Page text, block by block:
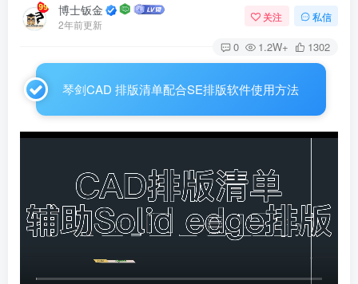
博士钣金
2年前更新
关注 私信
0 1.2W+ 1302
琴剑CAD 排版清单配合SE排版软件使用方法